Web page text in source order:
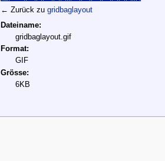
← Zurück zu gridbaglayout
Dateiname:
gridbaglayout.gif
Format:
GIF
Grösse:
6KB